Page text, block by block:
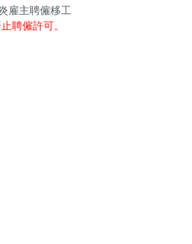
雇主聘僱移工
聘僱許可。